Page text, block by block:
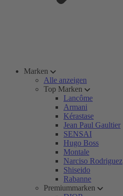
Marken
Alle anzeigen
Top Marken
Lancôme
Armani
Kérastase
Jean Paul Gaultier
SENSAI
Hugo Boss
Montale
Narciso Rodriguez
Shiseido
Rabanne
Premiummarken